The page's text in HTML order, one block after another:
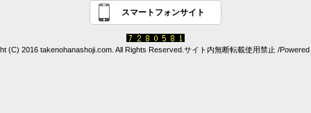
スマートフォンサイト
(C) 2016 takenohanashoji.com. All Rights Reserved.サイト内無断転載使用禁止 /